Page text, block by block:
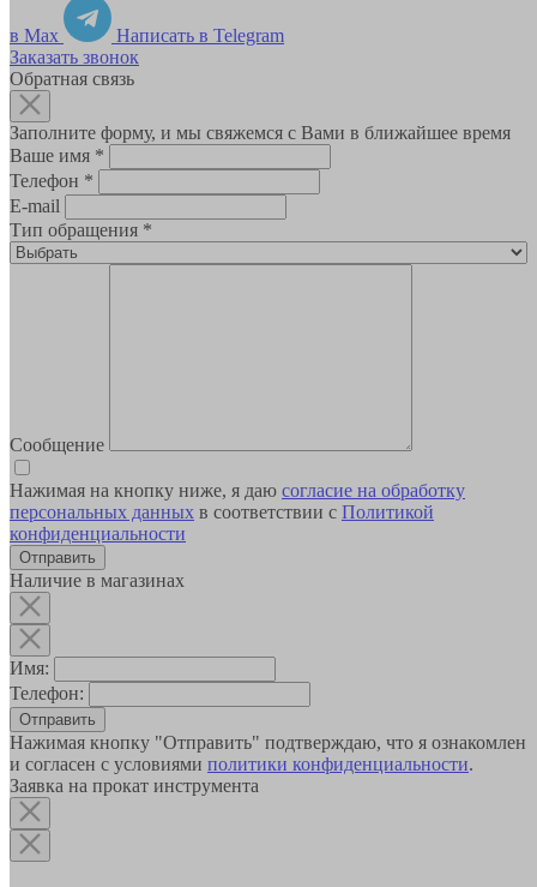
в Max
Написать в Telegram
Заказать звонок
Обратная связь
Заполните форму, и мы свяжемся с Вами в ближайшее время
Ваше имя *
Телефон *
E-mail
Тип обращения *
Сообщение
Нажимая на кнопку ниже, я даю согласие на обработку
персональных данных в соответствии с Политикой
конфиденциальности
Наличие в магазинах
Имя:
Телефон:
Отправить
Нажимая кнопку "Отправить" подтверждаю, что я ознакомлен
и согласен с условиями политики конфиденциальности.
Заявка на прокат инструмента